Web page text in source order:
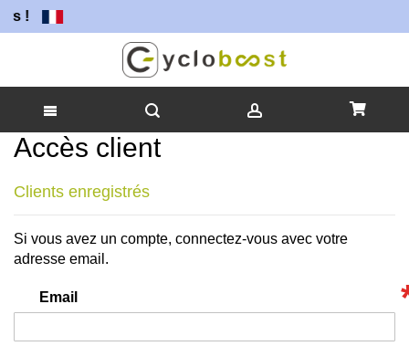
!
Allez
au
Accès client
Clients enregistrés
Si vous avez un compte, connectez-vous avec votre
adresse email.
Email